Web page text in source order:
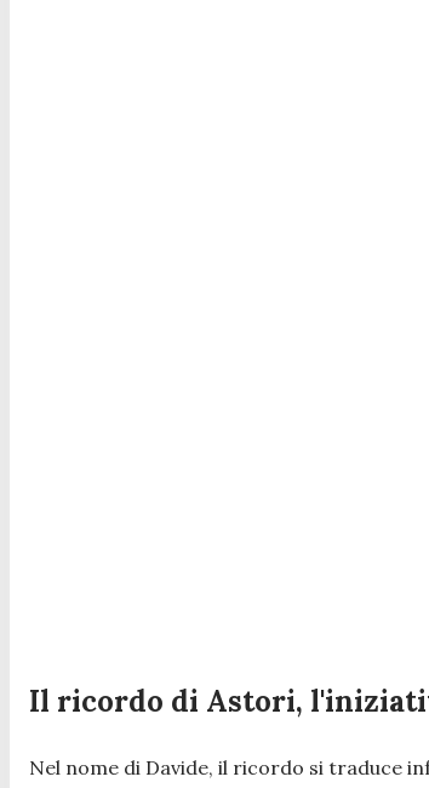
Il ricordo di Astori,
Nel nome di Davide, il ricordo si traduce